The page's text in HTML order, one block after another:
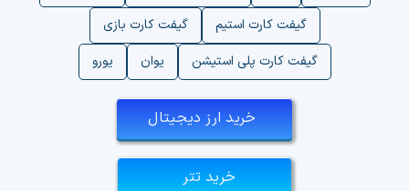
گیفت کارت استیم
گیفت کارت بازی
گیفت کارت پلی استیشن
یوان یورو
خرید ارز دیجیتال
خرید تتر